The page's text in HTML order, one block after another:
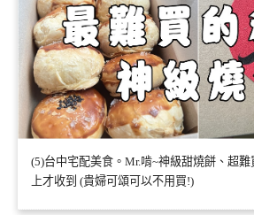
(5)台中宅配美食。Mr.啃~神級甜燒餅、超
上才收到 (貴婦可頌可以不用買!)